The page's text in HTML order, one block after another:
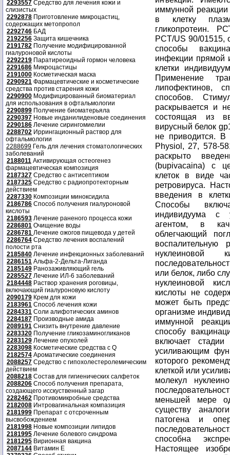
2293557 Средство для лечения кожи и
слизистых
2292878 Приготовление микроцастиц,
содержащих метопропол
2292746 БАД
2192256 Защита кишечника
2191782 Получение модифицированной
гиалуроновой кислоты
2292219 Паратиреоидный гормон человека
2291686 Микроцастицы
2191000 Косметическая маска
2290921 Фармацевтические и косметические
средства против старения кожи
2290900 Модифицированный биоматериал
для использования в офтальмологии
2290899 Получение биоматерьяла
2290397 Новые инданилиденовые соединения
2290186 Лечение сирингомиелии
2288702 Иррингационный раствор для
офтальмологии
2288699 Гель для лечения стоматологических
заболеваний
2188011 Активирующая остеогенез
фармацевтическая композиция
2187327 Средство с антисептиком
2187325 Средство с радиопротекторным
действием
2287330 Композиции миноксидила
2186786 Способ получения гиалуроновой
кислоты
2186593 Лечение раненого процесса кожи
2286801 Очищение воды
2286781 Лечение ожогов пищевода у детей
2286764 Средство лечения воспалений
полости рта
2185840 Лечение инфекционных заболеваний
2286151 Альфа-2-Дельта-Лиганда
2185149 Ранозаживляющий гель
2285527 Лечение ИЛ-6 заболеваний
2184448 Раствор хранения роговицы,
включающий гиалуроновую кислоту
2090179 Крем для кожи
2183961 Способ лечения кожи
2284331 Соли алифотических аминов
2284187 Производные амида
2089191 Снизить внутрение давление
2283320 Получение гликозаминогликанов
2283129 Лечение опухолей
2283098 Косметические средства с Q
2182574 Ароматические соединения
2088257 Средство с гипохолестеролемическим
действием
2088218 Состав для гигиенических салфеток
2088206 Способ получения препарата,
создающего исскуственный загар
2282462 Противомикробные средства
2182008 Интровагинальная компазиция
2181999 Препарат с отсроченным
высвобождением
2181998 Новые композиции липидов
2181995 Лечение болевого синдрома
2181295 Вирионная вакцина
2087144 Витамин Е